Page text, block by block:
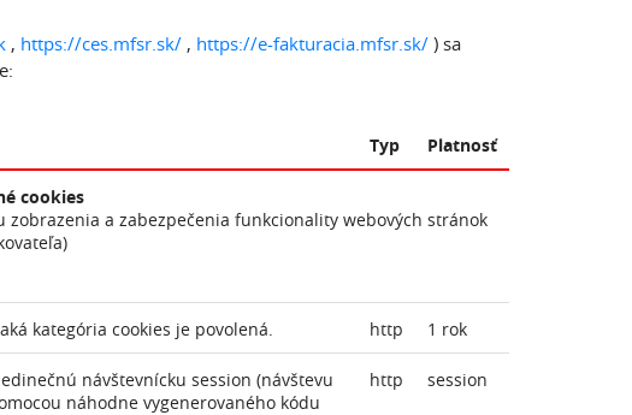
, https://ces.mfsr.sk/, https://e-fakturacia.mfsr.sk/) sa
Typ Platnosť
cookies
a zabezpečenia funkcionality webových stránok
kategória cookies je povolená. http 1 rok
návštevnícku session (návštevu
náhodne vygenerovaného kódu
http session